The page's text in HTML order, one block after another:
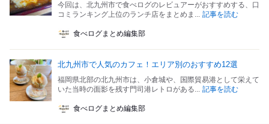
今回は、北九州市で食べログのレビュアーがおすすめする、口
コミランキング上位のランチ店をまとめま... 記事を読む
食べログまとめ編集部
北九州市で人気のカフェ！エリア別のおすすめ12選
福岡県北部の北九州市は、小倉城や、国際貿易港として栄えて
いた当時の面影を残す門司港レトロがある... 記事を読む
食べログまとめ編集部